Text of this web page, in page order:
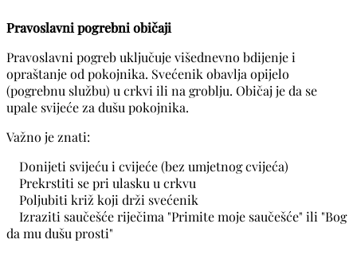
Pravoslavni pogrebni običaji
Pravoslavni pogreb uključuje višednevno bdijenje i
opraštanje od pokojnika. Svećenik obavlja opijelo
(pogrebnu službu) u crkvi ili na groblju. Običaj je da se
upale svijeće za dušu pokojnika.
Važno je znati:
Donijeti svijeću i cvijeće (bez umjetnog cvijeća)
Prekrstiti se pri ulasku u crkvu
Poljubiti križ koji drži svećenik
Izraziti saučešće riječima "Primite moje saučešće" ili "Bog
da mu dušu prosti"